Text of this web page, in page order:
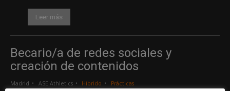
Leer más
Becario/a de redes sociales y
creación de contenidos
Madrid ASE Athletics Híbrido Prácticas